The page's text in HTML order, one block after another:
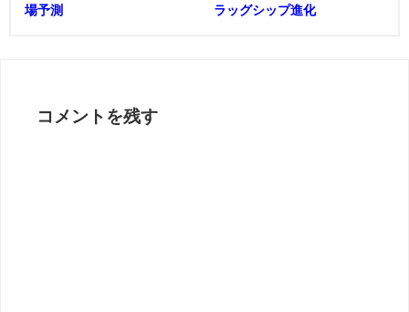
場予測
ラッグシップ進化
コメントを残す